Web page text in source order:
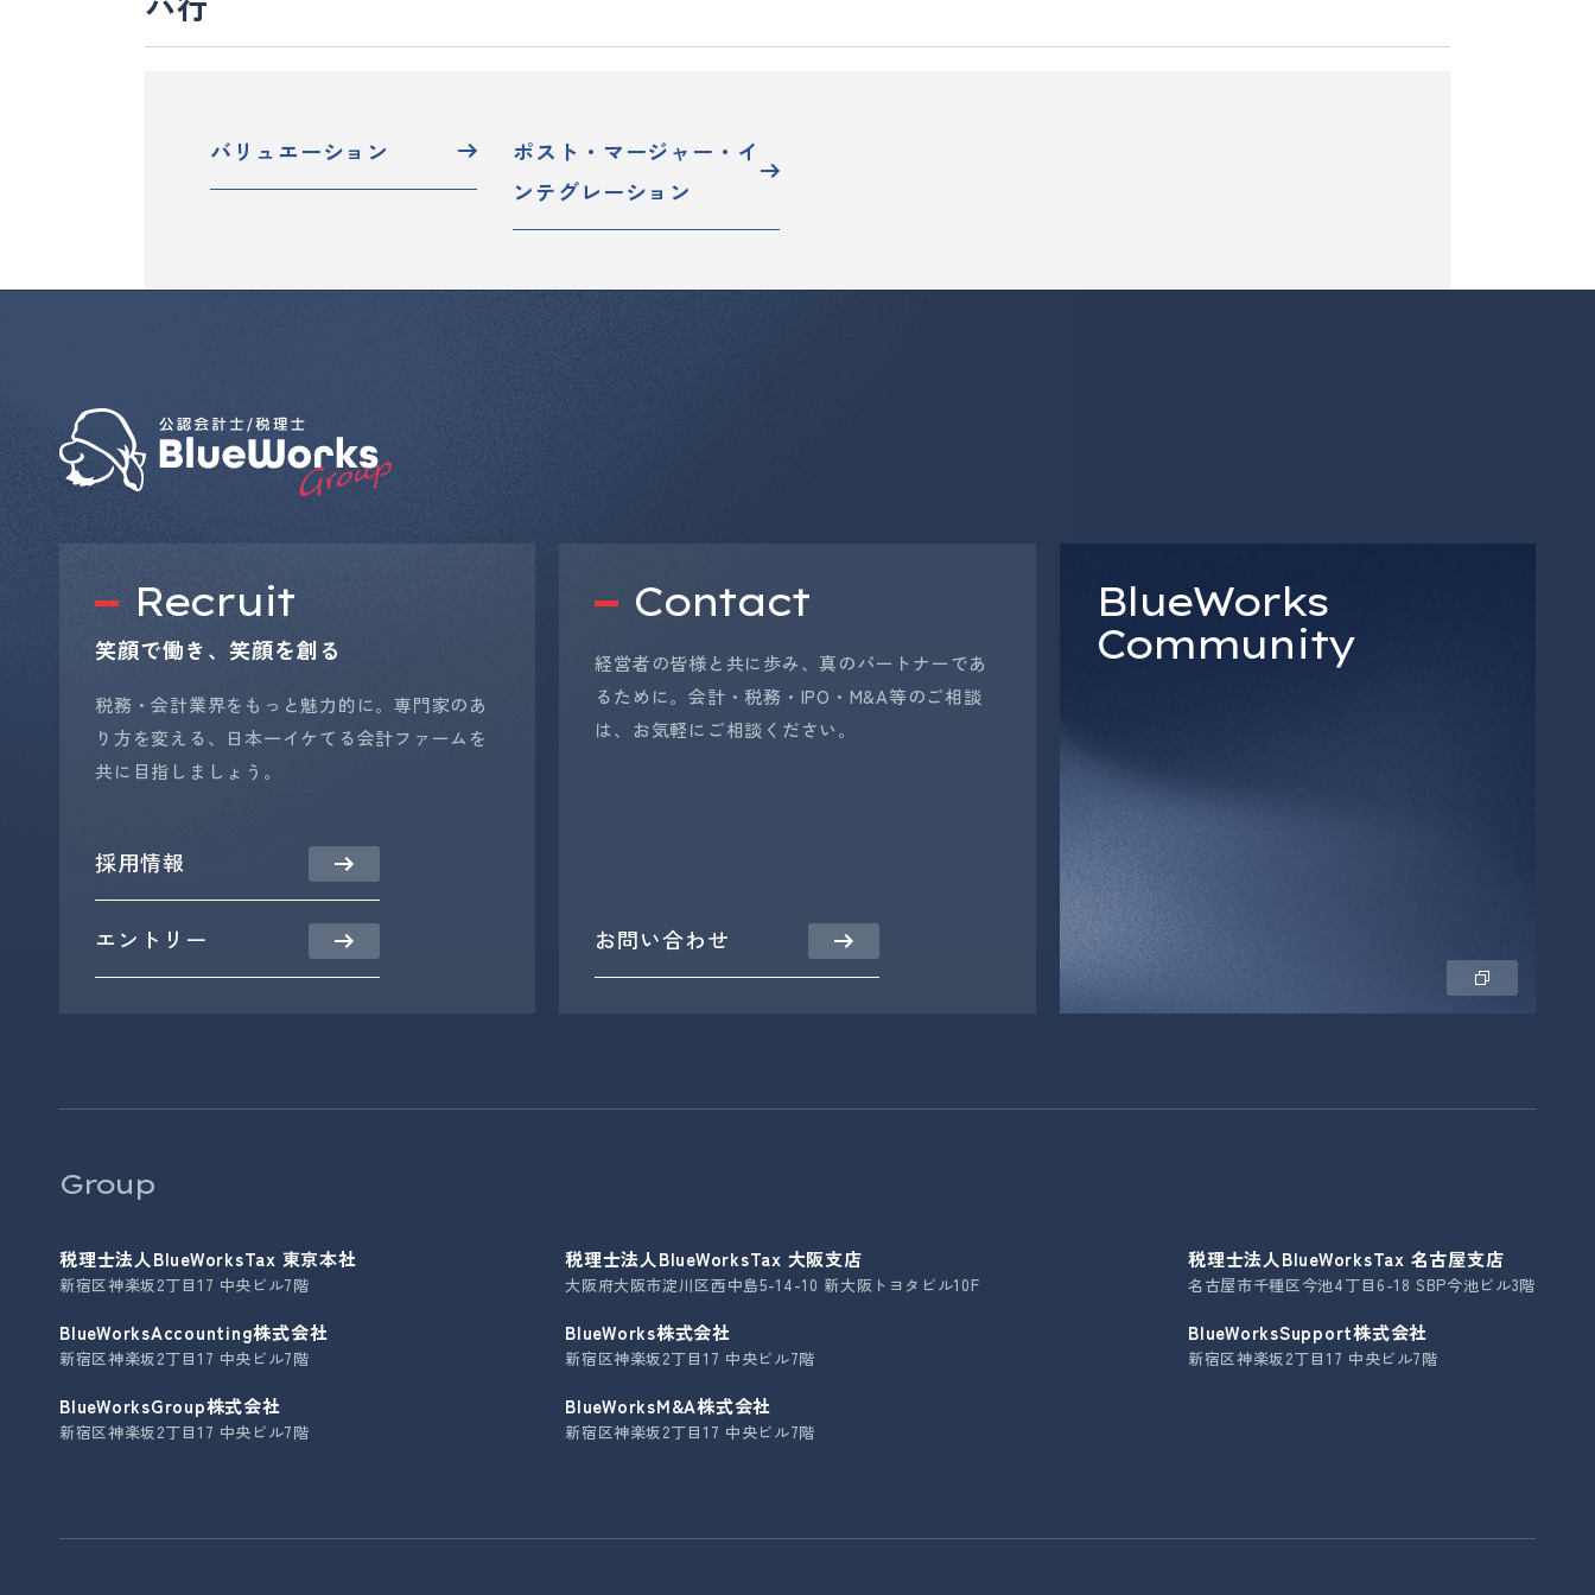
バリュエーション
ポスト・マージャー・イ
ンテグレーション
Recruit
笑顔で働き、笑顔を創る
税務・会計業界をもっと魅力的に。専門家のあ
り方を変える、日本一イケてる会計ファームを
共に目指しましょう。
採用情報
エントリー
Contact
経営者の皆様と共に歩み、真のパートナーであ
るために。会計・税務・IPO・M&A等のご相談
は、お気軽にご相談ください。
お問い合わせ
BlueWorks
Community
Group
税理士法人BlueWorksTax 東京本社
新宿区神楽坂2丁目17 中央ビル7階
税理士法人BlueWorksTax 大阪支店
大阪府大阪市淀川区西中島5-14-10 新大阪トヨタビル10F
税理士法人BlueWorksTax 名古屋支店
名古屋市千種区今池4丁目6-18 SBP今池ビル3階
BlueWorksAccounting株式会社
新宿区神楽坂2丁目17 中央ビル7階
BlueWorks株式会社
新宿区神楽坂2丁目17 中央ビル7階
BlueWorksSupport株式会社
新宿区神楽坂2丁目17 中央ビル7階
BlueWorksGroup株式会社
新宿区神楽坂2丁目17 中央ビル7階
BlueWorksM&A株式会社
新宿区神楽坂2丁目17 中央ビル7階